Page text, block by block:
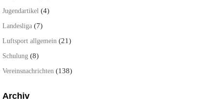
Jugendartikel (4)
Landesliga (7)
Luftsport allgemein (21)
Schulung (8)
Vereinsnachrichten (138)
Archiv